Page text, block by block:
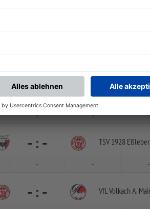
-:- FV Niederwerrn/
- - -
- : - TSV 1928 Eßleben
- - -
- : - VfL Volkach A.